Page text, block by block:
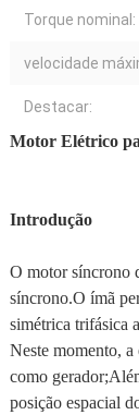
Torque nominal:
velocidade
Destacar:
Motor Elétrico
Introdução
O motor síncrono
síncrono.O ímã
simétrica trifásica
Neste momento,
como
posição espacial